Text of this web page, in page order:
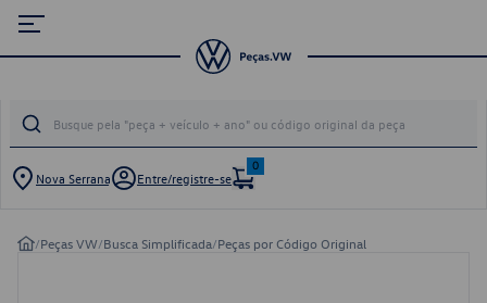
Nova Serrana Entre/registre-se
0
/Peças VW/Busca Simplificada/Peças por Código Original